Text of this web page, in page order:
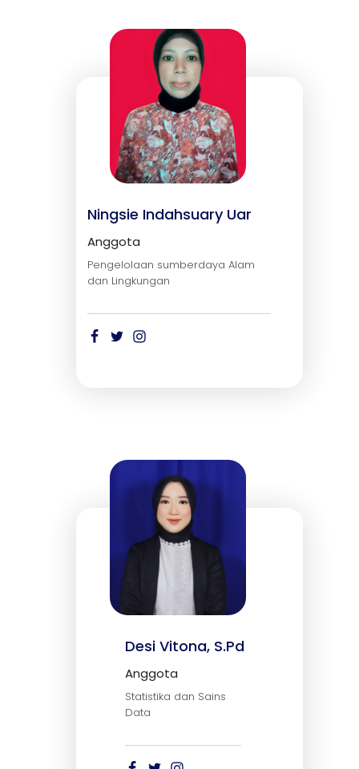
Ningsie Indahsuary Uar
Anggota
Pengelolaan sumberdaya Alam
dan Lingkungan
Desi Vitona, S.Pd
Anggota
Statistika dan Sains
Data